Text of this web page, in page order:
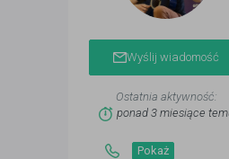
Wyślij wiadomość
Ostatnia aktywność:
ponad 3 miesiące
Pokaż